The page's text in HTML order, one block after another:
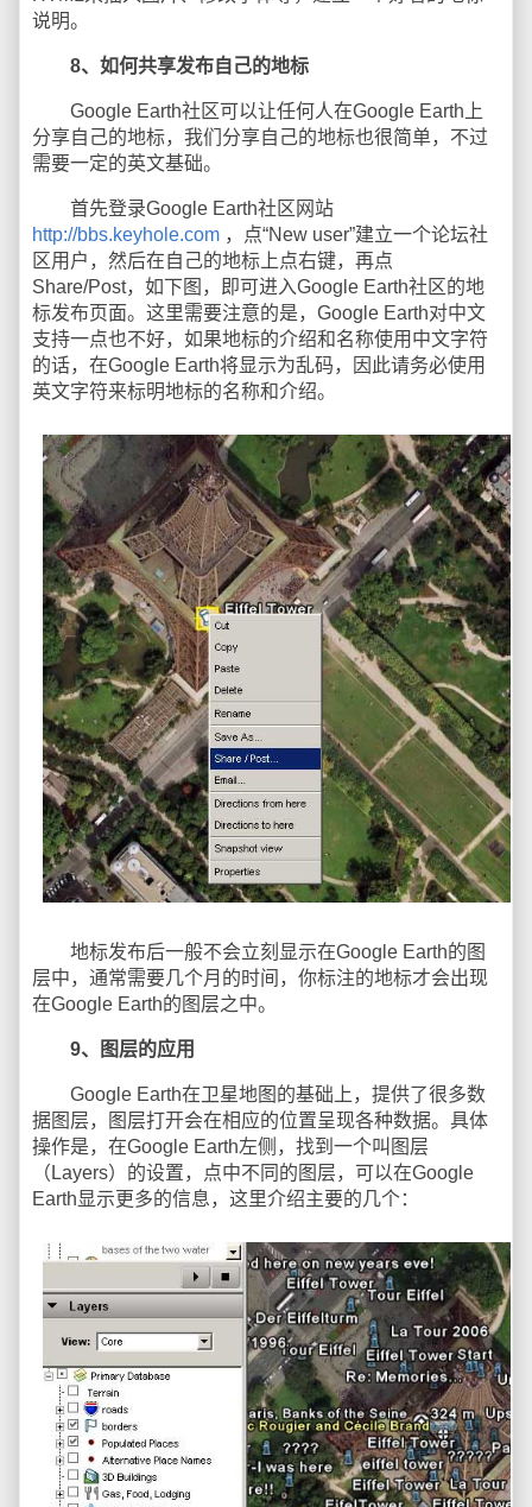
说明。
8、如何共享发布自己的地标
Google Earth社区可以让任何人在Google Earth上
分享自己的地标，我们分享自己的地标也很简单，不过
需要一定的英文基础。
首先登录Google Earth社区网站
http://bbs.keyhole.com ，点“New user”建立一个论坛社
区用户，然后在自己的地标上点右键，再点
Share/Post，如下图，即可进入Google Earth社区的地
标发布页面。这里需要注意的是，Google Earth对中文
支持一点也不好，如果地标的介绍和名称使用中文字符
的话，在Google Earth将显示为乱码，因此请务必使用
英文字符来标明地标的名称和介绍。
地标发布后一般不会立刻显示在Google Earth的图
层中，通常需要几个月的时间，你标注的地标才会出现
在Google Earth的图层之中。
9、图层的应用
Google Earth在卫星地图的基础上，提供了很多数
据图层，图层打开会在相应的位置呈现各种数据。具体
操作是，在Google Earth左侧，找到一个叫图层
（Layers）的设置，点中不同的图层，可以在Google
Earth显示更多的信息，这里介绍主要的几个：